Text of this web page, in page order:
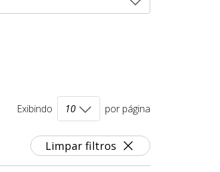
Limpar filtros
Exibindo por página